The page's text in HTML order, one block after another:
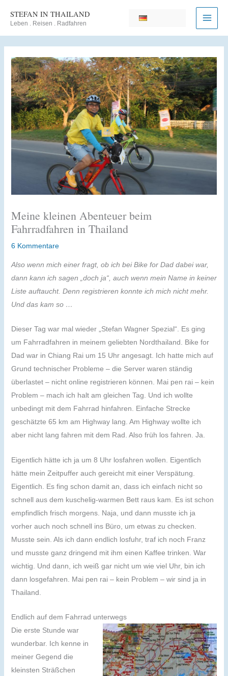
Inhalt
STEFAN IN THAILAND
Leben . Reisen . Radfahren
Meine kleinen Abenteuer beim
Fahrradfahren in Thailand
6 Kommentare
Also wenn mich einer fragt, ob ich bei Bike for Dad dabei war,
dann kann ich sagen „doch ja“, auch wenn mein Name in keiner
Liste auftaucht. Denn registrieren konnte ich mich nicht mehr.
Und das kam so …
Dieser Tag war mal wieder „Stefan Wagner Spezial“. Es ging
um Fahrradfahren in meinem geliebten Nordthailand. Bike for
Dad war in Chiang Rai um 15 Uhr angesagt. Ich hatte mich auf
Grund technischer Probleme – die Server waren ständig
überlastet – nicht online registrieren können. Mai pen rai – kein
Problem – mach ich halt am gleichen Tag. Und ich wollte
unbedingt mit dem Fahrrad hinfahren. Einfache Strecke
geschätzte 65 km am Highway lang. Am Highway wollte ich
aber nicht lang fahren mit dem Rad. Also früh los fahren. Ja.
Eigentlich hätte ich ja um 8 Uhr losfahren wollen. Eigentlich
hätte mein Zeitpuffer auch gereicht mit einer Verspätung.
Eigentlich. Es fing schon damit an, dass ich einfach nicht so
schnell aus dem kuschelig-warmen Bett raus kam. Es ist schon
empfindlich frisch morgens. Naja, und dann musste ich ja
vorher auch noch schnell ins Büro, um etwas zu checken.
Musste sein. Als ich dann endlich losfuhr, traf ich noch Franz
und musste ganz dringend mit ihm einen Kaffee trinken. War
wichtig. Und dann, ich weiß gar nicht um wie viel Uhr, bin ich
dann losgefahren. Mai pen rai – kein Problem – wir sind ja in
Thailand.
Endlich auf dem Fahrrad unterwegs
Die erste Stunde war
wunderbar. Ich kenne in
meiner Gegend die
kleinsten Sträßchen